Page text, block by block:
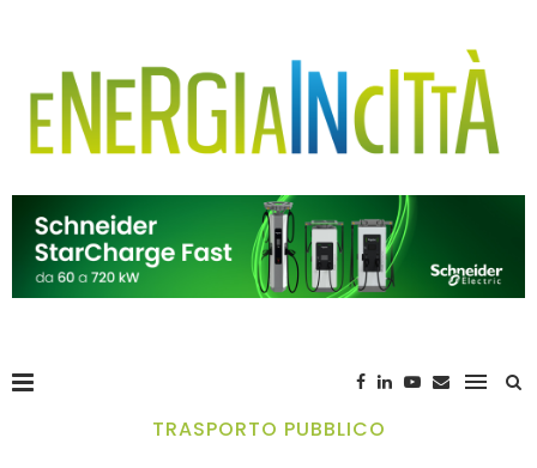
TRASPORTO PUBBLICO